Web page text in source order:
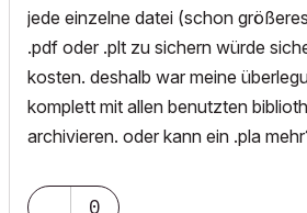
jede einzelne datei (schon
.pdf oder .plt zu sichern würde
kosten. deshalb war meine
komplett mit allen benutzten
archivieren. oder kann ein .pla
0